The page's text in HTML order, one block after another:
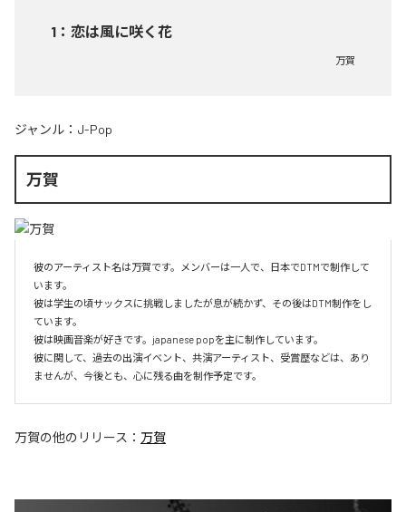
1 ： 恋は風に咲く花
万賀
ジャンル： J-Pop
万賀
彼のアーティスト名は万賀です。メンバーは一人で、日本でDTMで制作して
います。
彼は学生の頃サックスに挑戦しましたが息が続かず、その後はDTM制作をし
ています。
彼は映画音楽が好きです。japanese popを主に制作しています。
彼に関して、過去の出演イベント、共演アーティスト、受賞歴などは、あり
ませんが、今後とも、心に残る曲を制作予定です。
万賀の他のリリース： 万賀